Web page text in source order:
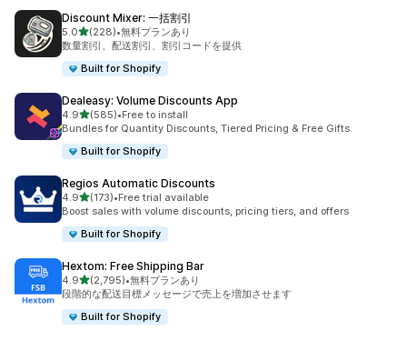
Discount Mixer: 一括割引
5.05つ星中
(228)
合計レビュー数：228件
•無料プランあり
数量割引、配送割引、割引コードを提供
Built for Shopify
Dealeasy: Volume Discounts App
4.95つ星中
(585)
合計レビュー数：585件
•Free to install
Bundles for Quantity Discounts, Tiered Pricing & Free Gifts.
Built for Shopify
Regios Automatic Discounts
4.95つ星中
(173)
合計レビュー数：173件
•Free trial available
Boost sales with volume discounts, pricing tiers, and offers
Built for Shopify
Hextom: Free Shipping Bar
4.95つ星中
(2,795)
合計レビュー数：2795件
•無料プランあり
段階的な配送目標メッセージで売上を増加させます
Built for Shopify